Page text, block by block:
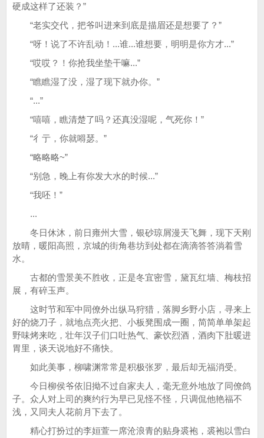
硬成这样了还装？”
“老实交代，把爷叫进来到底是描眉还是想要了？”
“呀！说了不许乱动！...谁...谁想要，明明是你方才...”
“哎哎？！你抢我坐垫干嘛...”
“瞧瞧湿了没，湿了现下就办你。”
“...”
“嘻嘻，瞧清楚了吗？还真没湿呢，气死你！”
“彳亍，你就嘚瑟。”
“略略略~”
“别急，晚上有你发大水的时候...”
“我呸！”
...
冬日休沐，前日雍州大雪，银砂琼屑漫天飞舞，现下天刚
放晴，暖阳高照，京城的街角巷坊到处都在滴滴答答淌着雪
水。
古都的雪景美不胜收，正是冬宜密雪，黛瓦红墙、梅枝招
展，有碎玉声。
这时节和军中同僚外出纵马狩猎，落脚乡野小店，寻来上
好的烧刀子，就地点亮火把、小板凳围成一圈，简简单单架起
野味烤来吃，壮年汉子们口吐热气、豪饮烈酒，酒肉下肚暖进
胃里，谈天说地好不痛快。
如此美事，柳啸渊常常是积极张罗，最后却无福消受。
今日柳侯爷依旧拗不过自家夫人，毫无意外地放了同僚鸽
子。众人对上司的爽约行为早已见怪不怪，只调侃他艳福不
浅，又同夫人花前月下去了。
精心打扮过的李姮萱一席沧浪青的贴身裘袍，裘袍以雪白